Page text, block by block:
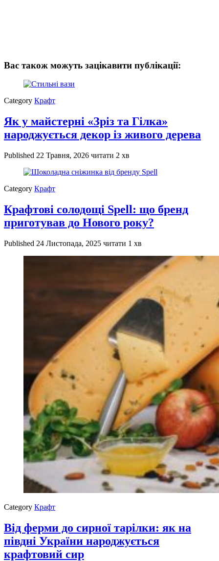
Вас також можуть зацікавити публікації:
Category Крафт
Як у майстерні «Зріз та Гілка»
народжується декор із живого дерева
Published 22 Травня, 2026 читати 2 хв
Category Крафт
Крафтові солодощі Spell: що бренд
приготував до Нового року?
Published 24 Листопада, 2025 читати 1 хв
Category Крафт
Від ферми до сирної тарілки: як на
півдні України народжується
крафтовий сир